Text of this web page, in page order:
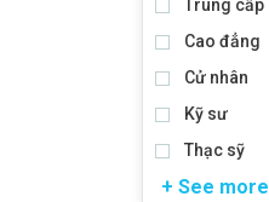
Trung cấp
Cao đẳng
Cử nhân
Kỹ sư
Thạc sỹ
+ See more